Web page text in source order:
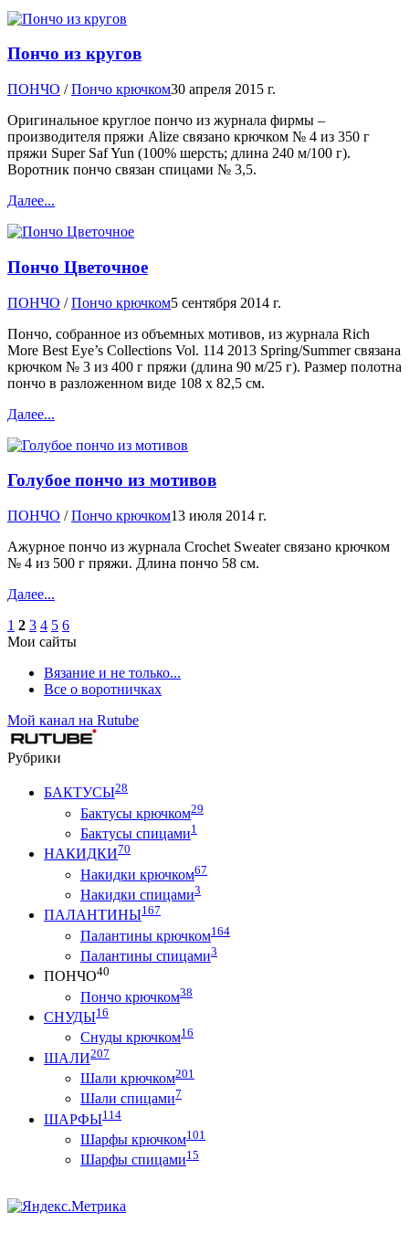
Пончо из кругов
ПОНЧО /Пончо крючком30 апреля 2015 г.
Оригинальное круглое пончо из журнала фирмы –
производителя пряжи Alize связано крючком № 4 из 350 г
пряжи Super Saf Yun (100% шерсть; длина 240 м/100 г).
Воротник пончо связан спицами № 3,5.
Далее...
Пончо Цветочное
ПОНЧО /Пончо крючком5 сентября 2014 г.
Пончо, собранное из объемных мотивов, из журнала Rich
More Best Eye’s Collections Vol. 114 2013 Spring/Summer связана
крючком № 3 из 400 г пряжи (длина 90 м/25 г). Размер полотна
пончо в разложенном виде 108 х 82,5 см.
Далее...
Голубое пончо из мотивов
ПОНЧО /Пончо крючком13 июля 2014 г.
Ажурное пончо из журнала Crochet Sweater связано крючком
№ 4 из 500 г пряжи. Длина пончо 58 см.
Далее...
1 2 3 4 5 6
Мои сайты
Вязание и не только...
Все о воротничках
Мой канал на Rutube
Рубрики
БАКТУСЫ28
Бактусы крючком29
Бактусы спицами1
НАКИДКИ70
Накидки крючком67
Накидки спицами3
ПАЛАНТИНЫ167
Палантины крючком164
Палантины спицами3
ПОНЧО40
Пончо крючком38
СНУДЫ16
Снуды крючком16
ШАЛИ207
Шали крючком201
Шали спицами7
ШАРФЫ114
Шарфы крючком101
Шарфы спицами15